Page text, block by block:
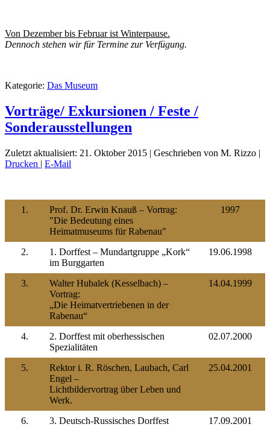
Von Dezember bis Februar ist Winterpause.
Dennoch stehen wir für Termine zur Verfügung.
Kategorie: Das Museum
Vorträge/ Exkursionen / Feste /
Sonderausstellungen
Zuletzt aktualisiert: 21. Oktober 2015 | Geschrieben von M. Rizzo |
Drucken | E-Mail
1.
Prof. Dr. Erwin Knauß – Vortrag:
"Die Bedeutung eines
Heimatmuseums für Rabenau"
1997
2.
1. Dorffest – Mundartgruppe „Kork“
im Burggarten
19.06.1998
3.
Walter Hubalek (Kesselbach) –
Vortrag:
„Die Heimatvertriebenen in der
Rabenau“
14.04.1999
4.
2. Dorffest mit oberhessischen
Spezialitäten
02.07.2000
5.
Rektor i. R. Röschen, Laubach, Carl
Engel –
Lichtbildervortrag über Leben und
Werk.
25.04.2001
6. 3. Deutsch-Russisches Dorffest
17.09.2001